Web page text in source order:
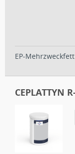
EP-Mehrzweckfett
CEPLATTYN